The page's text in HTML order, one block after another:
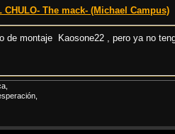
CHULO- The mack- (Michael Campus)
de montaje Kaosone22 , pero ya no